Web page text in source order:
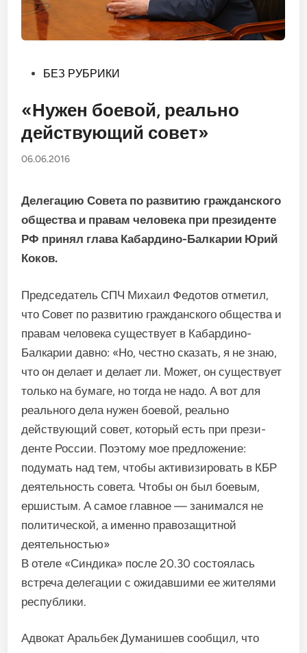
Опубликовано
БЕЗ РУБРИКИ
«Нужен боевой, реально
действующий совет»
06.06.2016
Делегацию Совета по разви­тию гражданского
общества и правам человека при пре­зиденте
РФ принял глава Кабардино-Балкарии Юрий
Коков.
Председатель СПЧ Михаил Федотов отметил,
что Совет по развитию гражданского обще­ства и
правам человека сущест­вует в Кабардино-
Балкарии давно: «Но, честно сказать, я не знаю,
что он делает и делает ли. Может, он существует
только на бумаге, но тогда не надо. А вот для
реального дела нужен бое­вой, реально
действующий со­вет, который есть при прези­
денте России. Поэтому мое предложение:
подумать над тем, чтобы активизировать в КБР
деятельность совета. Что­бы он был боевым,
ершистым. А самое главное — занимался не
политической, а именно правозащитной
деятельностью»
В отеле «Синдика» после 20.30 состоялась
встреча деле­гации с ожидавшими ее жителями
республики.
Адвокат Аральбек Думанишев сообщил, что